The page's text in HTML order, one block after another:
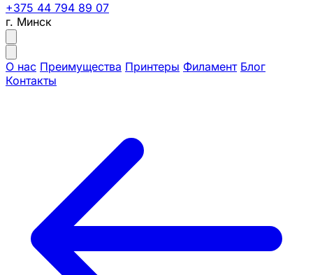
+375 44 794 89 07
г. Минск
О нас Преимущества Принтеры Филамент Блог
Контакты